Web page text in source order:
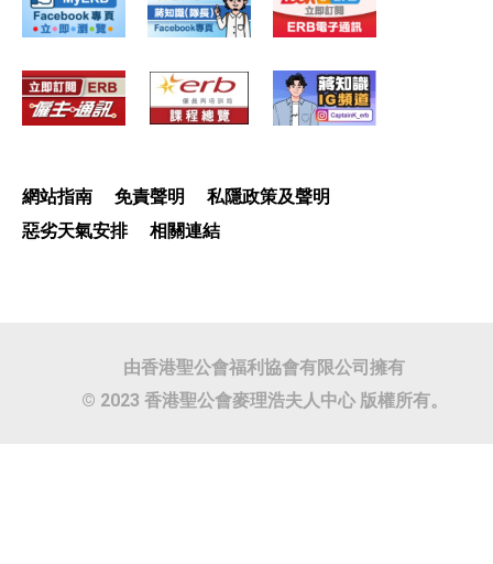
網站指南 免責聲明
私隱政策及聲明
惡劣天氣安排
相關連結
由香港聖公會福利協會有限公司擁有
© 2023 香港聖公會麥理浩夫人中心 版權所有。